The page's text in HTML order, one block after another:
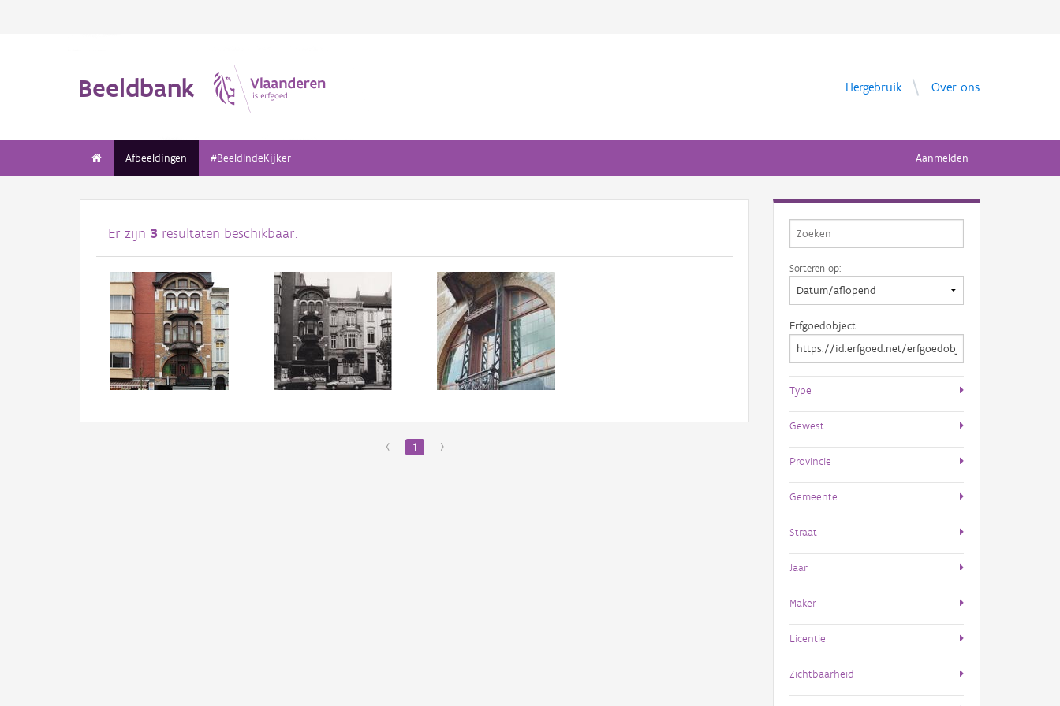
Beeldbank Hergebruik Over ons
Afbeeldingen #BeeldIndeKijker Aanmelden
Er zijn 3 resultaten beschikbaar.
‹ 1 ›
Sorteren op:
Erfgoedobject
Type
Gewest
Provincie
Gemeente
Straat
Jaar
Maker
Licentie
Zichtbaarheid